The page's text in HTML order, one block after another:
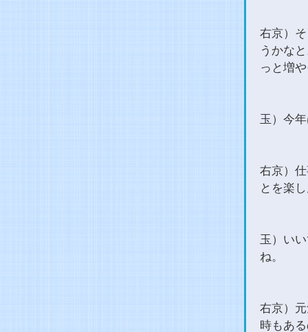
右京）
うかな
っと増
玉）今
右京）
とを楽
玉）い
ね。
右京）
時もあ